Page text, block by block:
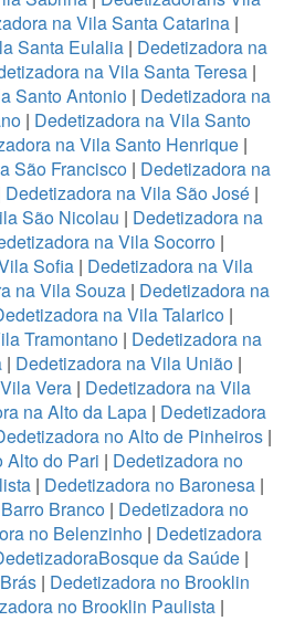
na Vila Santa Catarina|
Santa Eulalia | Dedetizadora na
na Vila Santa Teresa |
Santo Antonio| Dedetizadora na
| Dedetizadora na Vila Santo
na Vila Santo Henrique |
São Francisco | Dedetizadora na
Dedetizadora na Vila São José|
São Nicolau | Dedetizadora na
na Vila Socorro |
Sofia| Dedetizadora na Vila
na Vila Souza | Dedetizadora na
na Vila Talarico|
Tramontano| Dedetizadora na
| Dedetizadora na Vila União|
Vera| Dedetizadora na Vila
na Alto da Lapa| Dedetizadora
no Alto de Pinheiros |
Alto do Pari | Dedetizadora no
| Dedetizadora no Baronesa|
Branco | Dedetizadora no
no Belenzinho| Dedetizadora
da Saúde |
| Dedetizadora no Brooklin
no Brooklin Paulista|